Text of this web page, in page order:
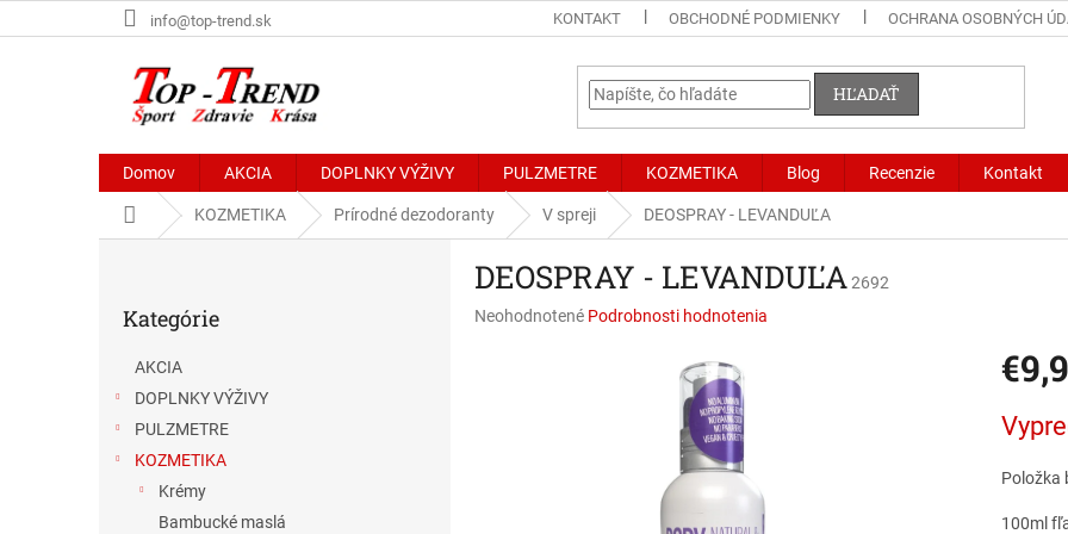
na
info@top-trend.sk KONTAKT OBCHODNÉ PODMIENKY OCHRANA OSOBNÝCH
HĽADAŤ
Domov AKCIA DOPLNKY VÝŽIVY PULZMETRE KOZMETIKA Blog Recenzie Kontakt
DomovKOZMETIKA Prírodné dezodoranty V spreji DEOSPRAY - LEVANDUĽA
kategórie
Kategórie
AKCIA
DOPLNKY VÝŽIVY
PULZMETRE
KOZMETIKA
Krémy
Bambucké maslá
DEOSPRAY - LEVANDUĽA2692
Priemerné
Neohodnotené Podrobnosti hodnotenia
cena:
Položka
100ml